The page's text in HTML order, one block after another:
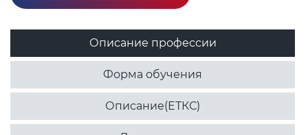
Описание профессии
Форма обучения
Описание(ЕТКС)